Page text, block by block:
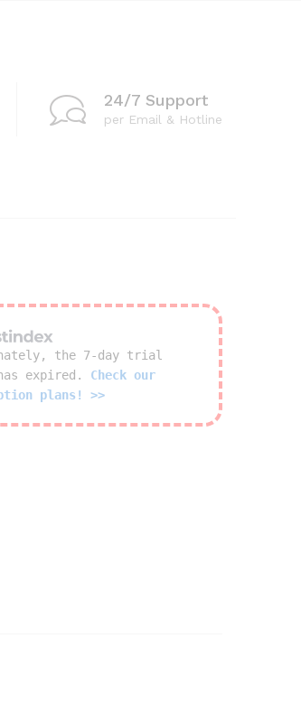
24/7 Support
per Email & Hotline
the 7-day trial
expired. Check our
plans! >>